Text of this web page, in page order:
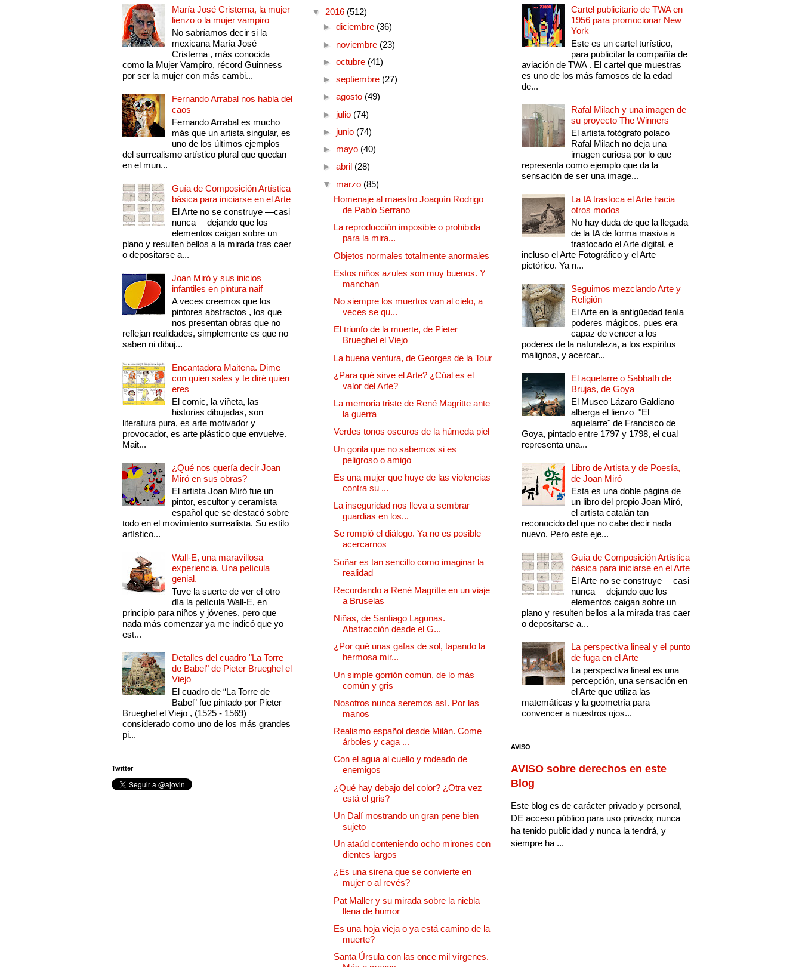
María José Cristerna, la mujer
lienzo o la mujer vampiro
No sabríamos decir si la
mexicana María José
Cristerna , más conocida
como la Mujer Vampiro, récord Guinness
por ser la mujer con más cambi...
Fernando Arrabal nos habla del
caos
Fernando Arrabal es mucho
más que un artista singular, es
uno de los últimos ejemplos
del surrealismo artístico plural que quedan
en el mun...
Guía de Composición Artística
básica para iniciarse en el Arte
El Arte no se construye —casi
nunca— dejando que los
elementos caigan sobre un
plano y resulten bellos a la mirada tras caer
o depositarse a...
Joan Miró y sus inicios
infantiles en pintura naif
A veces creemos que los
pintores abstractos , los que
nos presentan obras que no
reflejan realidades, simplemente es que no
saben ni dibuj...
Encantadora Maitena. Dime
con quien sales y te diré quien
eres
El comic, la viñeta, las
historias dibujadas, son
literatura pura, es arte motivador y
provocador, es arte plástico que envuelve.
Mait...
¿Qué nos quería decir Joan
Miró en sus obras?
El artista Joan Miró fue un
pintor, escultor y ceramista
español que se destacó sobre
todo en el movimiento surrealista. Su estilo
artístico...
Wall-E, una maravillosa
experiencia. Una película
genial.
Tuve la suerte de ver el otro
día la película Wall-E, en
principio para niños y jóvenes, pero que
nada más comenzar ya me indicó que yo
est...
Detalles del cuadro "La Torre
de Babel" de Pieter Brueghel el
Viejo
El cuadro de “La Torre de
Babel” fue pintado por Pieter
Brueghel el Viejo , (1525 - 1569)
considerado como uno de los más grandes
pi...
Twitter
▼ 2016 (512)
► diciembre (36)
► noviembre (23)
► octubre (41)
► septiembre (27)
► agosto (49)
► julio (74)
► junio (74)
► mayo (40)
► abril (28)
▼ marzo (85)
Homenaje al maestro Joaquín Rodrigo
de Pablo Serrano
La reproducción imposible o prohibida
para la mira...
Objetos normales totalmente anormales
Estos niños azules son muy buenos. Y
manchan
No siempre los muertos van al cielo, a
veces se qu...
El triunfo de la muerte, de Pieter
Brueghel el Viejo
La buena ventura, de Georges de la Tour
¿Para qué sirve el Arte? ¿Cúal es el
valor del Arte?
La memoria triste de René Magritte ante
la guerra
Verdes tonos oscuros de la húmeda piel
Un gorila que no sabemos si es
peligroso o amigo
Es una mujer que huye de las violencias
contra su ...
La inseguridad nos lleva a sembrar
guardias en los...
Se rompió el diálogo. Ya no es posible
acercarnos
Soñar es tan sencillo como imaginar la
realidad
Recordando a René Magritte en un viaje
a Bruselas
Niñas, de Santiago Lagunas.
Abstracción desde el G...
¿Por qué unas gafas de sol, tapando la
hermosa mir...
Un simple gorrión común, de lo más
común y gris
Nosotros nunca seremos así. Por las
manos
Realismo español desde Milán. Come
árboles y caga ...
Con el agua al cuello y rodeado de
enemigos
¿Qué hay debajo del color? ¿Otra vez
está el gris?
Un Dalí mostrando un gran pene bien
sujeto
Un ataúd conteniendo ocho mirones con
dientes largos
¿Es una sirena que se convierte en
mujer o al revés?
Pat Maller y su mirada sobre la niebla
llena de humor
Es una hoja vieja o ya está camino de la
muerte?
Santa Úrsula con las once mil vírgenes.
Cartel publicitario de TWA en
1956 para promocionar New
York
Este es un cartel turístico,
para publicitar la compañía de
aviación de TWA . El cartel que muestras
es uno de los más famosos de la edad
de...
Rafal Milach y una imagen de
su proyecto The Winners
El artista fotógrafo polaco
Rafal Milach no deja una
imagen curiosa por lo que
representa como ejemplo que da la
sensación de ser una image...
La IA trastoca el Arte hacia
otros modos
No hay duda de que la llegada
de la IA de forma masiva a
trastocado el Arte digital, e
incluso el Arte Fotográfico y el Arte
pictórico. Ya n...
Seguimos mezclando Arte y
Religión
El Arte en la antigüedad tenía
poderes mágicos, pues era
capaz de vencer a los
poderes de la naturaleza, a los espíritus
malignos, y acercar...
El aquelarre o Sabbath de
Brujas, de Goya
El Museo Lázaro Galdiano
alberga el lienzo "El
aquelarre" de Francisco de
Goya, pintado entre 1797 y 1798, el cual
representa una...
Libro de Artista y de Poesía,
de Joan Miró
Esta es una doble página de
un libro del propio Joan Miró,
el artista catalán tan
reconocido del que no cabe decir nada
nuevo. Pero este eje...
Guía de Composición Artística
básica para iniciarse en el Arte
El Arte no se construye —casi
nunca— dejando que los
elementos caigan sobre un
plano y resulten bellos a la mirada tras caer
o depositarse a...
La perspectiva lineal y el punto
de fuga en el Arte
La perspectiva lineal es una
percepción, una sensación en
el Arte que utiliza las
matemáticas y la geometría para
convencer a nuestros ojos...
AVISO
AVISO sobre derechos en este
Blog
Este blog es de carácter privado y personal,
DE acceso público para uso privado; nunca
ha tenido publicidad y nunca la tendrá, y
siempre ha ...